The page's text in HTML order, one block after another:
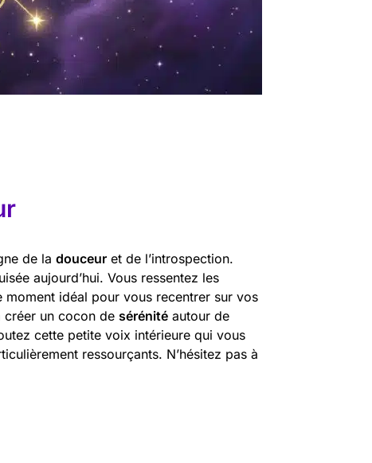
de la douceur et de l’introspection.
aujourd’hui. Vous ressentez les
moment idéal pour vous recentrer sur vos
créer un cocon de sérénité autour de
cette petite voix intérieure qui vous
ressourçants. N’hésitez pas à